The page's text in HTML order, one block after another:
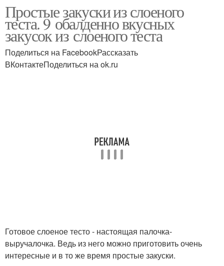
теста
Простые закуски из слоеного
теста. 9 обалденно вкусных
закусок из слоеного теста
Поделиться на FacebookРассказать
ВКонтактеПоделиться на ok.ru
Готовое слоеное тесто - настоящая палочка-
выручалочка. Ведь из него можно приготовить очень
интересные и в то же время простые закуски.